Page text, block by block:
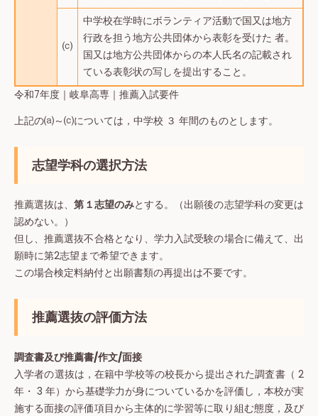
⒞
中学校在学時にボランティア活動で国又は地方
行政を担う地方公共団体から表彰を受けた 者。
国又は地方公共団体からの本人氏名の記載され
ている表彰状の写しを提出すること。
令和7年度｜岐阜高専｜推薦入試要件
上記の⒜～⒞については，中学校 ３ 年間のものとします。
志望学科の選択方法
推薦選抜は、第１志望のみとする。（出願後の志望学科の変更は
認めない。）
但し、推薦選抜不合格となり、学力入試受験の場合に備えて、出
願時に第2志望まで希望できます。
この場合検定料納付と出願書類の再提出は不要です。
推薦選抜の評価方法
調査書及び推薦書/作文/面接
入学者の選抜は，在籍中学校等の校長から提出された調査書（ 2
年・ 3 年）から基礎学力が身についているかを評価し，本校が実
施する面接の評価項目から主体的に学習等に取り組む態度，及び